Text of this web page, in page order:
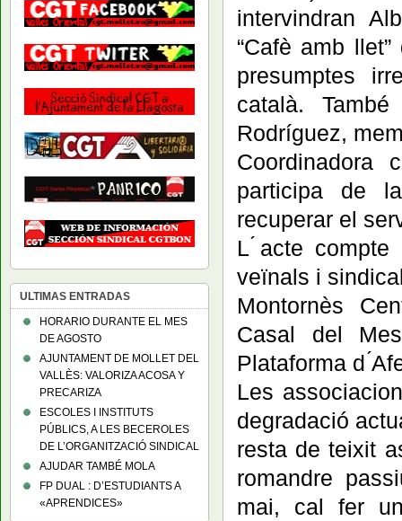
intervindran
“Cafè amb
presumptes
català.
Rodríguez,
Coordinadora
participa de
recuperar el
L ́acte compte
veïnals i
Montornès
Casal del
Plataforma d
Les
degradació
resta de teixit
romandre
mai, cal fer
ULTIMAS ENTRADAS
HORARIO DURANTE EL MES
DE AGOSTO
AJUNTAMENT DE MOLLET DEL
VALLÈS: VALORIZA ACOSA Y
PRECARIZA
ESCOLES I INSTITUTS
PÚBLICS, A LES BECEROLES
DE L’ORGANITZACIÓ SINDICAL
AJUDAR TAMBÉ MOLA
FP DUAL : D’ESTUDIANTS A
«APRENDICES»